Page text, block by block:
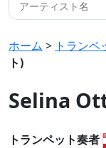
ホーム > トランペ
ト)
Selina
トランペット奏者